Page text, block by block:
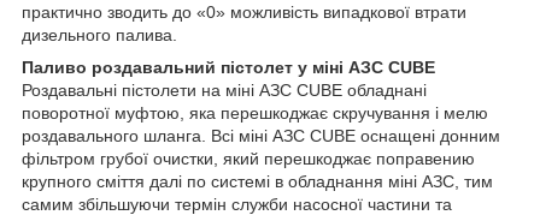
практично зводить до «0» можливість випадкової втрати
дизельного палива.
Паливо роздавальний пістолет у міні АЗС CUBE
Роздавальні пістолети на міні АЗС CUBE обладнані
поворотної муфтою, яка перешкоджає скручування і мелю
роздавального шланга. Всі міні АЗС CUBE оснащені донним
фільтром грубої очистки, який перешкоджає поправению
крупного сміття далі по системі в обладнання міні АЗС, тим
самим збільшуючи термін служби насосної частини та